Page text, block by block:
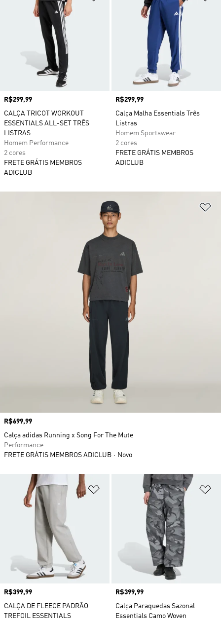
Preço
R$299,99
CALÇA TRICOT WORKOUT
ESSENTIALS ALL-SET TRÊS
LISTRAS
Homem Performance
2 cores
FRETE GRÁTIS MEMBROS
ADICLUB
Preço
R$299,99
Calça Malha Essentials Três
Listras
Homem Sportswear
2 cores
FRETE GRÁTIS MEMBROS
ADICLUB
Adicionar à Lista de Desejos
Preço
R$399,99
CALÇA DE FLEECE PADRÃO
TREFOIL ESSENTIALS
Preço
R$399,99
Calça Paraquedas Sazonal
Essentials Camo Woven
Preço
R$699,99
Calça adidas Running x Song For The Mute
Performance
FRETE GRÁTIS MEMBROS ADICLUB
Novo